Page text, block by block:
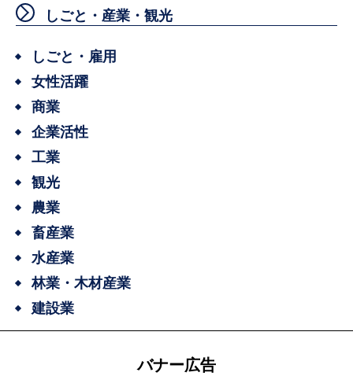
しごと・産業・観光
しごと・雇用
女性活躍
商業
企業活性
工業
観光
農業
畜産業
水産業
林業・木材産業
建設業
バナー広告